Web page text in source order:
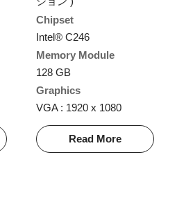
Chipset
Intel® C246
Memory Module
128 GB
Graphics
VGA : 1920 x 1080
Read More